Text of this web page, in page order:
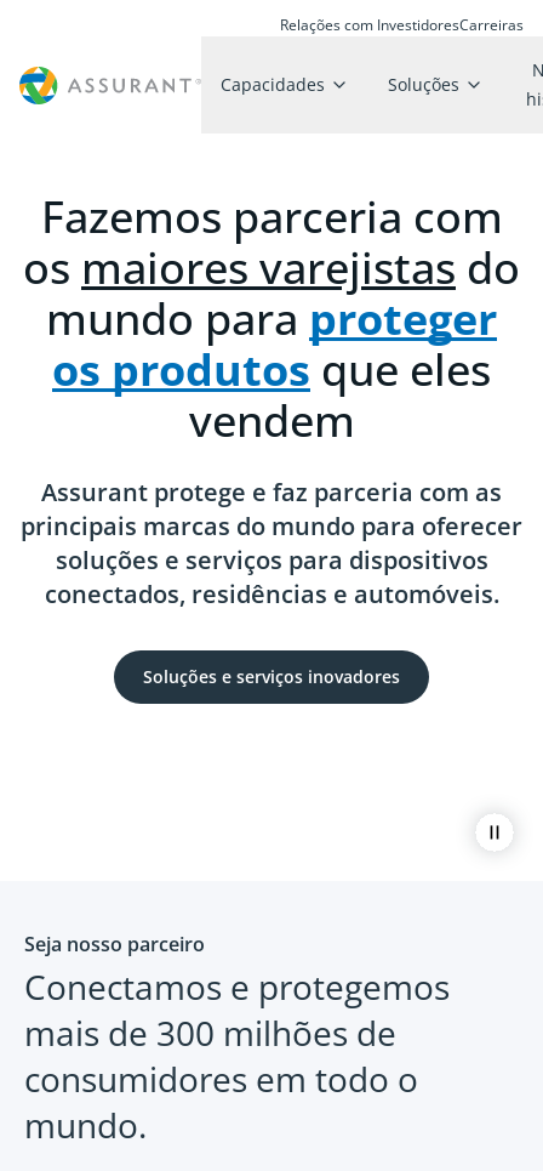
Relações com InvestidoresCarreiras
Capacidades Soluções
Fazemos parceria com
os maiores varejistas do
mundo para proteger
os produtos que eles
vendem
Assurant protege e faz parceria com as
principais marcas do mundo para oferecer
soluções e serviços para dispositivos
conectados, residências e automóveis.
Soluções e serviços inovadores
Seja nosso parceiro
Conectamos e protegemos
mais de 300 milhões de
consumidores em todo o
mundo.